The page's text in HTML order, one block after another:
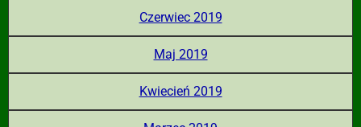
Czerwiec 2019
Maj 2019
Kwiecień 2019